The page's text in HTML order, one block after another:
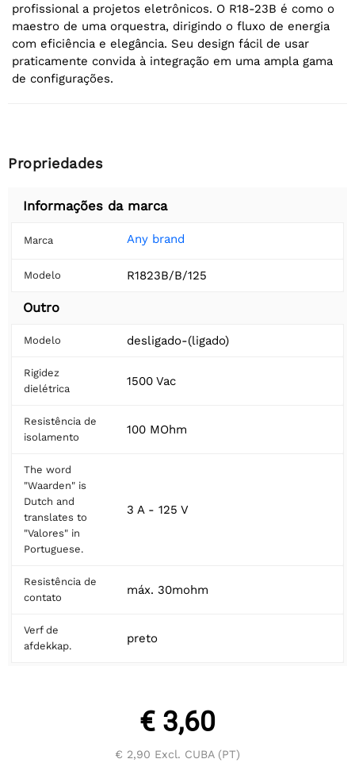
profissional a projetos eletrônicos. O R18-23B é como o
maestro de uma orquestra, dirigindo o fluxo de energia
com eficiência e elegância. Seu design fácil de usar
praticamente convida à integração em uma ampla gama
de configurações.
Propriedades
Informações da marca
Marca Any brand
Modelo R1823B/B/125
Outro
Modelo desligado-(ligado)
Rigidez
dielétrica
1500 Vac
Resistência de
isolamento
100 MOhm
The word
"Waarden" is
Dutch and
translates to
"Valores" in
Portuguese.
3 A - 125 V
Resistência de
contato
máx. 30mohm
Verf de
afdekkap.
preto
€ 3,60
€ 2,90 Excl. CUBA (PT)